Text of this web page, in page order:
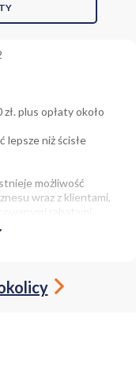
plus opłaty około
lepsze niż ścisłe
możliwość
wraz z klientami,
rabatami,
itd, Sklep istnieje
95 tysięcy zł.